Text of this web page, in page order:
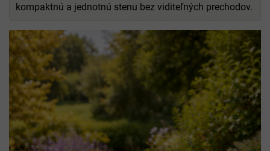
kompaktnú a jednotnú stenu bez viditeľných prechodov.